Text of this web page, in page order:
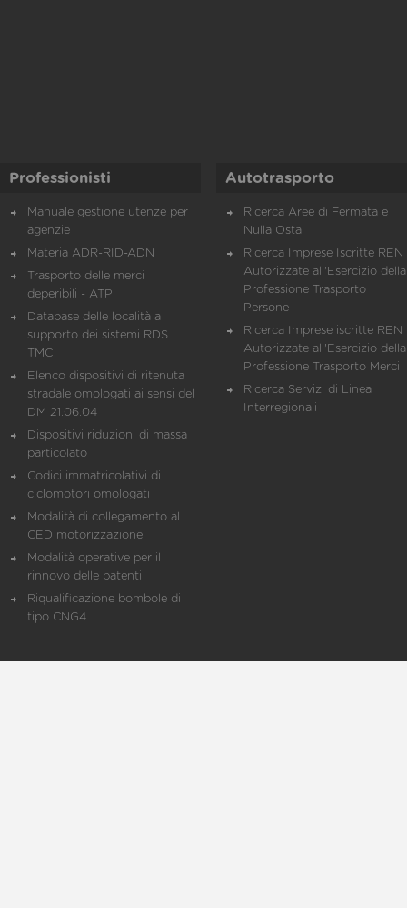
Professionisti
Manuale gestione utenze per
agenzie
Materia ADR-RID-ADN
Trasporto delle merci
deperibili - ATP
Database delle località a
supporto dei sistemi RDS
TMC
Elenco dispositivi di ritenuta
stradale omologati ai sensi del
DM 21.06.04
Dispositivi riduzioni di massa
particolato
Codici immatricolativi di
ciclomotori omologati
Modalità di collegamento al
CED motorizzazione
Modalità operative per il
rinnovo delle patenti
Riqualificazione bombole di
tipo CNG4
Autotrasporto
Ricerca Aree di Fermata e
Nulla Osta
Ricerca Imprese Iscritte REN
Autorizzate all'Esercizio della
Professione Trasporto
Persone
Ricerca Imprese iscritte REN
Autorizzate all'Esercizio della
Professione Trasporto Merci
Ricerca Servizi di Linea
Interregionali